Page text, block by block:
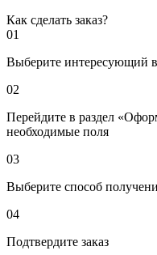
Как сделать заказ?
01
Выберите интересующий
02
Перейдите в раздел
необходимые поля
03
Выберите способ
04
Подтвердите заказ